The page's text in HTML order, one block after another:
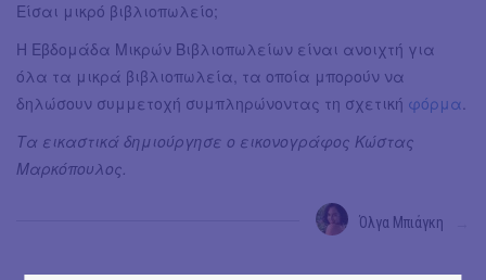
Είσαι μικρό βιβλιοπωλείο;
Η Εβδομάδα Μικρών Βιβλιοπωλείων είναι ανοιχτή για
όλα τα μικρά βιβλιοπωλεία, τα οποία μπορούν να
δηλώσουν συμμετοχή συμπληρώνοντας τη σχετική φόρμα
Τα εικαστικά δημιούργησε ο εικονογράφος Κώστας
Μαρκόπουλος.
Όλγα Μπιάγκη